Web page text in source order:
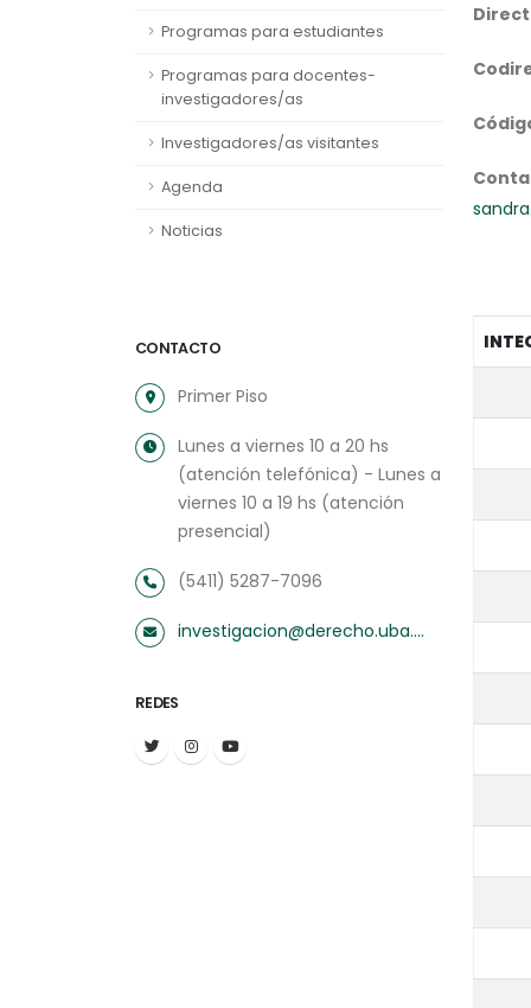
Programas para estudiantes
Programas para docentes-
investigadores/as
Investigadores/as visitantes
Agenda
Noticias
CONTACTO
Primer Piso
Lunes a viernes 10 a 20 hs
(atención telefónica) - Lunes a
viernes 10 a 19 hs (atención
presencial)
(5411) 5287-7096
investigacion@derecho.uba.ar
REDES